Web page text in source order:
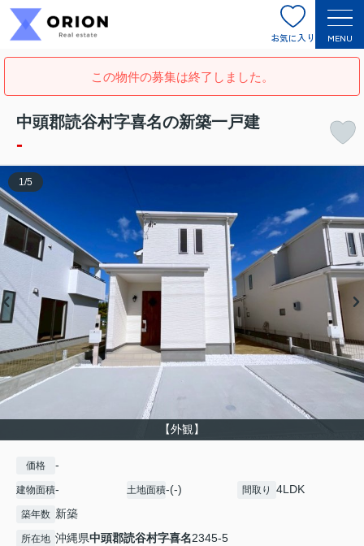
お気に入り MENU
この物件の募集は終了しました。
中頭郡読谷村字喜名の新築一戸建
-
【外観】
1 /5
価格 -
建物面積- 土地面積-(-) 間取り 4LDK
築年数 新築
所在地 沖縄県中頭郡読谷村字喜名2345-5